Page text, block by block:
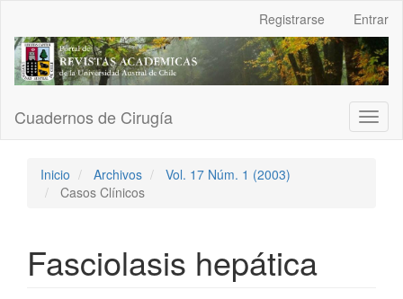
Contenido
principal
Barra
Registrarse Entrar
Cuadernos de Cirugía
Inicio Archivos
Vol. 17 Núm. 1 (2003)
Casos Clínicos
Fasciolasis hepática